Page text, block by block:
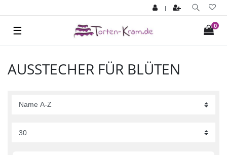
|
0
☰
AUSSTECHER FÜR BLÜTEN